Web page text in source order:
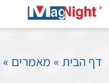
דף הבית » מאמרים »